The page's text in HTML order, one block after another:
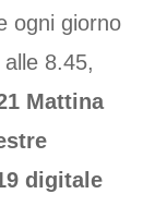
ogni giorno
8.45,
Mattina
digitale